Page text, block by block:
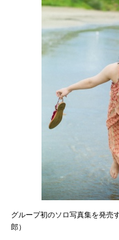
グループ初のソロ写真集を発売
郎）